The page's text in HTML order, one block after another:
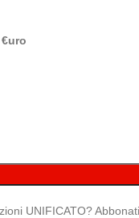
UNIFICATO?